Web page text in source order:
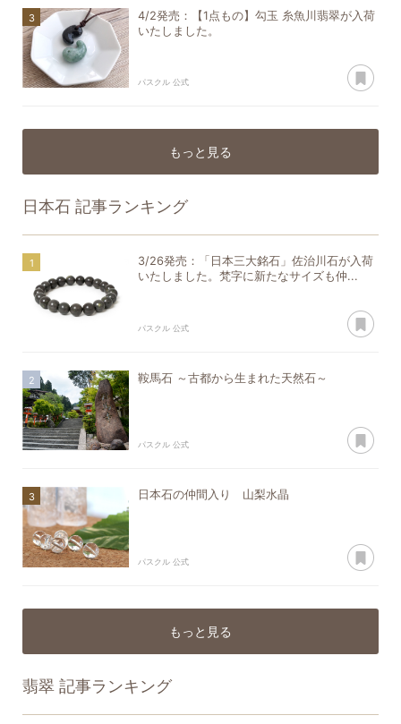
4/2発売：【1点もの】勾玉 糸魚川翡翠が入荷
いたしました。
パスクル 公式
もっと見る
日本石 記事ランキング
3/26発売：「日本三大銘石」佐治川石が入荷
いたしました。梵字に新たなサイズも仲...
パスクル 公式
鞍馬石 ～古都から生まれた天然石～
パスクル 公式
日本石の仲間入り 山梨水晶
パスクル 公式
もっと見る
翡翠 記事ランキング